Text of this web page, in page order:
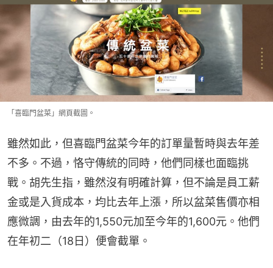
「喜臨門盆菜」網頁截圖。
雖然如此，但喜臨門盆菜今年的訂單量暫時與去年差
不多。不過，恪守傳統的同時，他們同樣也面臨挑
戰。胡先生指，雖然沒有明確計算，但不論是員工薪
金或是入貨成本，均比去年上漲，所以盆菜售價亦相
應微調，由去年的1,550元加至今年的1,600元。他們
在年初二（18日）便會截單。